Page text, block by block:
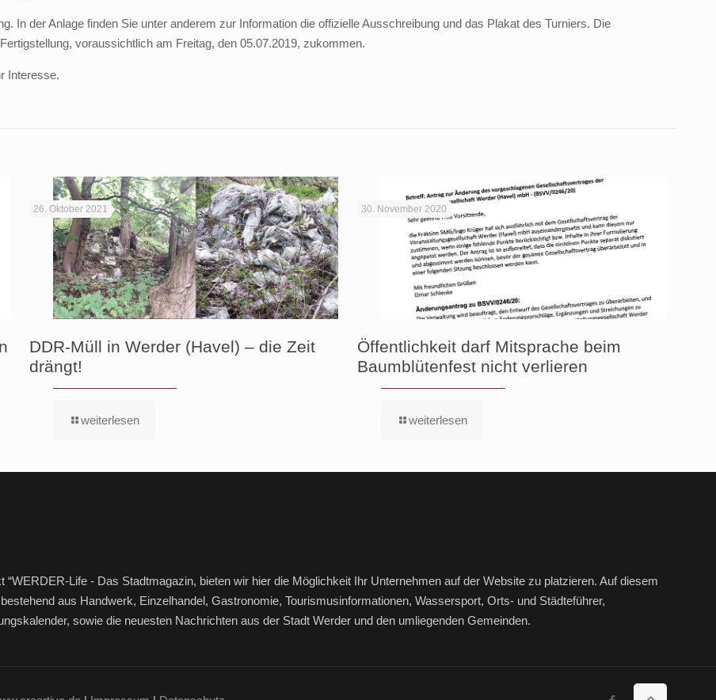
In der Anlage finden Sie unter anderem zur Information die offizielle Ausschreibung und das Plakat des Turniers. Die
voraussichtlich am Freitag, den 05.07.2019, zukommen.
Interesse.
26. Oktober 2021
DDR-Müll in Werder (Havel) – die Zeit
drängt!
weiterlesen
30. November 2020
Öffentlichkeit darf Mitsprache beim
Baumblütenfest nicht verlieren
weiterlesen
Life - Das Stadtmagazin, bieten wir hier die Möglichkeit Ihr Unternehmen auf der Website zu platzieren. Auf diesem
aus Handwerk, Einzelhandel, Gastronomie, Tourismusinformationen, Wassersport, Orts- und Städteführer,
sowie die neuesten Nachrichten aus der Stadt Werder und den umliegenden Gemeinden.